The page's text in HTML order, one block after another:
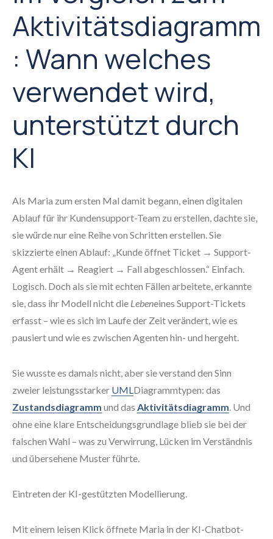
Aktivitätsdiagramm
: Wann welches
verwendet wird,
unterstützt durch
KI
Als Maria zum ersten Mal damit begann, einen digitalen
Ablauf für ihr Kundensupport-Team zu erstellen, dachte sie,
sie würde nur eine Reihe von Schritten erstellen. Sie
skizzierte einen Ablauf: „Kunde öffnet Ticket → Support-
Agent erhält → Reagiert → Fall abgeschlossen.“ Einfach.
Logisch. Doch als sie mit echten Fällen arbeitete, erkannte
sie, dass ihr Modell nicht die Lebeneines Support-Tickets
erfasst – wie es sich im Laufe der Zeit verändert, wie es
pausiert und wie es zwischen Agenten hin- und hergeht.
Sie wusste es damals nicht, aber sie verstand den Sinn
zweier leistungsstarker UMLDiagrammtypen: das
Zustandsdiagramm und das Aktivitätsdiagramm. Und
ohne eine klare Entscheidungsgrundlage blieb sie bei der
falschen Wahl – was zu Verwirrung, Lücken im Verständnis
und übersehene Muster führte.
Eintreten der KI-gestützten Modellierung.
Mit einem leisen Klick öffnete Maria in der KI-Chatbot-